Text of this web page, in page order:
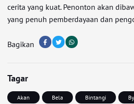
cerita yang kuat. Penonton akan
yang penuh pemberdayaan dan
Bagikan
Tagar
Akan Bela Bintangi